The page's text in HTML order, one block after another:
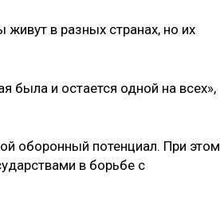
живут в разных странах, но их
была и остается одной на всех»,
оборонный потенциал. При этом
в борьбе с